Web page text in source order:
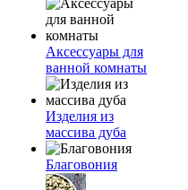
Аксессуары для
ванной комнаты
Изделия из
массива дуба
Благовония